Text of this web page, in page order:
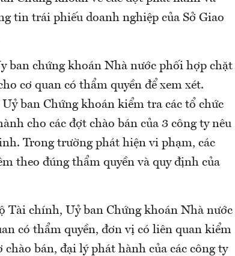
tin trái phiếu doanh nghiệp của Sở Giao
ban chứng khoán Nhà nước phối hợp chặt
cơ quan có thẩm quyền để xem xét.
ban Chứng khoán kiểm tra các tổ chức
cho các đợt chào bán của 3 công ty nêu
Trong trường phát hiện vi phạm, các
theo đúng thẩm quyền và quy định của
Tài chính, Uỷ ban Chứng khoán Nhà nước
có thẩm quyền, đơn vị có liên quan kiểm
bán, đại lý phát hành của các công ty